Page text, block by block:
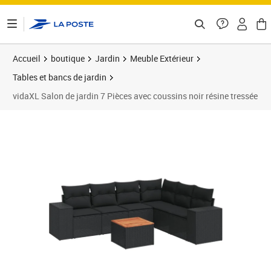
Accueil boutique Jardin
Meuble Extérieur
Tables et bancs de jardin
vidaXL Salon de jardin 7 Pièces avec coussins noir résine tressée